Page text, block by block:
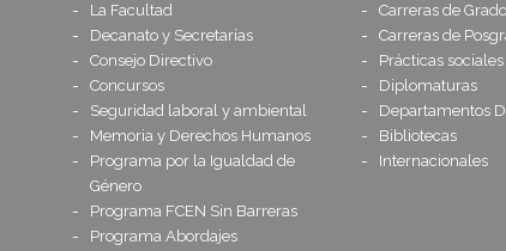
La Facultad
Decanato y Secretarías
Consejo Directivo
Concursos
Seguridad laboral y ambiental
Memoria y Derechos Humanos
Programa por la Igualdad de
Género
Programa FCEN Sin Barreras
Programa Abordajes
Carreras de Grado
Carreras de
Prácticas
Diplomaturas
Departamentos
Bibliotecas
Internacionales